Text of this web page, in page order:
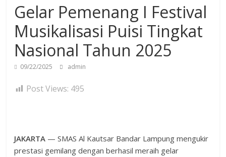
Badan
Pengembangan
dan
Pembinaan
Bahasa
Gelar Pemenang I Festival
Musikalisasi Puisi Tingkat
Nasional Tahun 2025
09/22/2025 admin
Post Views: 495
JAKARTA — SMAS Al Kautsar Bandar Lampung mengukir
prestasi gemilang dengan berhasil meraih gelar